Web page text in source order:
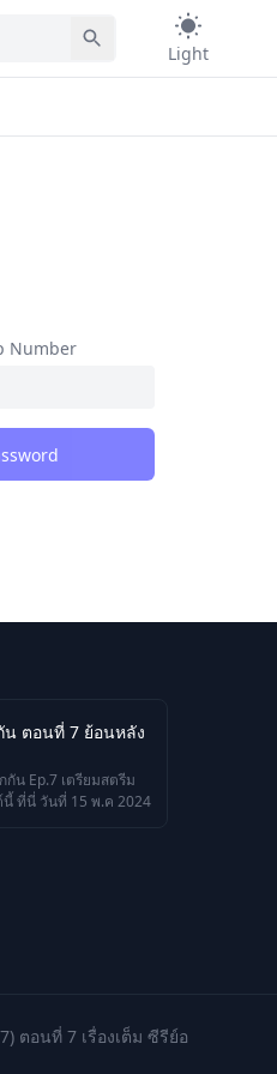
Light
Number
ตอนที่ 7 ย้อนหลัง
กัน Ep.7 เตรียมสตรีม
นี้ ที่นี่ วันที่ 15 พ.ค 2024
ตอนที่ 7 เรื่องเต็ม ซีรีย์อ